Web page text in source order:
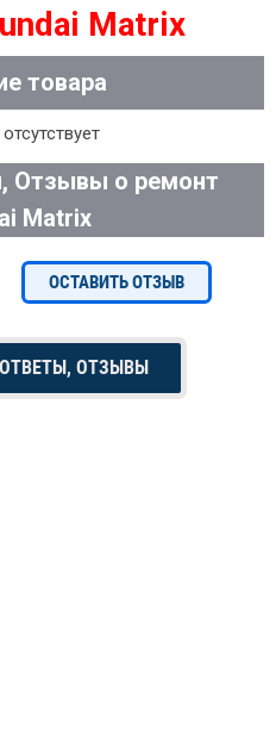
Matrix
товара
Отзывы о ремонт
Matrix
ОСТАВИТЬ ОТЗЫВ
ОТЗЫВЫ